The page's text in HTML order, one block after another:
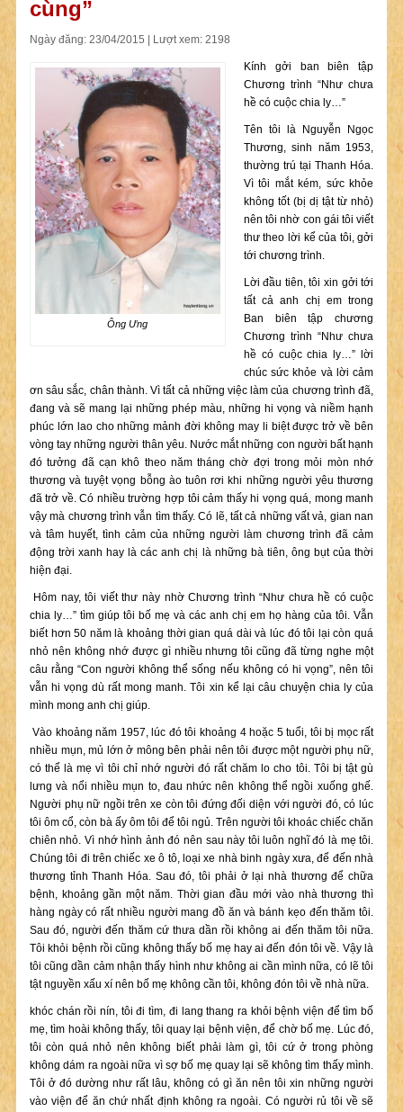
cùng”
Ngày đăng: 23/04/2015 | Lượt xem: 2198
Ông Ưng
Kính gởi ban biên tập
Chương trình “Như chưa
hề có cuộc chia ly…”
Tên tôi là Nguyễn Ngọc
Thương, sinh năm 1953,
thường trú tại Thanh Hóa.
Vì tôi mắt kém, sức khỏe
không tốt (bị dị tật từ nhỏ)
nên tôi nhờ con gái tôi viết
thư theo lời kể của tôi, gởi
tới chương trình.
Lời đầu tiên, tôi xin gởi tới
tất cả anh chị em trong
Ban biên tập chương
Chương trình “Như chưa
hề có cuộc chia ly…” lời
chúc sức khỏe và lời cảm
ơn sâu sắc, chân thành. Vì tất cả những việc làm của chương trình đã,
đang và sẽ mang lại những phép màu, những hi vọng và niềm hạnh
phúc lớn lao cho những mảnh đời không may li biệt được trở về bên
vòng tay những người thân yêu. Nước mắt những con người bất hạnh
đó tưởng đã cạn khô theo năm tháng chờ đợi trong mỏi mòn nhớ
thương và tuyệt vọng bỗng ào tuôn rơi khi những người yêu thương
đã trở về. Có nhiều trường hợp tôi cảm thấy hi vọng quá, mong manh
vậy mà chương trình vẫn tìm thấy. Có lẽ, tất cả những vất vả, gian nan
và tâm huyết, tình cảm của những người làm chương trình đã cảm
động trời xanh hay là các anh chị là những bà tiên, ông bụt của thời
hiện đại.
Hôm nay, tôi viết thư này nhờ Chương trình “Như chưa hề có cuộc
chia ly…” tìm giúp tôi bố mẹ và các anh chị em họ hàng của tôi. Vẫn
biết hơn 50 năm là khoảng thời gian quá dài và lúc đó tôi lại còn quá
nhỏ nên không nhớ được gì nhiều nhưng tôi cũng đã từng nghe một
câu rằng “Con người không thể sống nếu không có hi vọng”, nên tôi
vẫn hi vọng dù rất mong manh. Tôi xin kể lại câu chuyện chia ly của
mình mong anh chị giúp.
Vào khoảng năm 1957, lúc đó tôi khoảng 4 hoặc 5 tuổi, tôi bị mọc rất
nhiều mụn, mủ lớn ở mông bên phải nên tôi được một người phụ nữ,
có thể là mẹ vì tôi chỉ nhớ người đó rất chăm lo cho tôi. Tôi bị tật gù
lưng và nổi nhiều mụn to, đau nhức nên không thể ngồi xuống ghế.
Người phụ nữ ngồi trên xe còn tôi đứng đối diện với người đó, có lúc
tôi ôm cổ, còn bà ấy ôm tôi để tôi ngủ. Trên người tôi khoác chiếc chăn
chiên nhỏ. Vì nhớ hình ảnh đó nên sau này tôi luôn nghĩ đó là mẹ tôi.
Chúng tôi đi trên chiếc xe ô tô, loại xe nhà binh ngày xưa, để đến nhà
thương tỉnh Thanh Hóa. Sau đó, tôi phải ở lại nhà thương để chữa
bệnh, khoảng gần một năm. Thời gian đầu mới vào nhà thương thì
hàng ngày có rất nhiều người mang đồ ăn và bánh kẹo đến thăm tôi.
Sau đó, người đến thăm cứ thưa dần rồi không ai đến thăm tôi nữa.
Tôi khỏi bệnh rồi cũng không thấy bố mẹ hay ai đến đón tôi về. Vậy là
tôi cũng dần cảm nhận thấy hình như không ai cần mình nữa, có lẽ tôi
tật nguyền xấu xí nên bố mẹ không cần tôi, không đón tôi về nhà nữa.
khóc chán rồi nín, tôi đi tìm, đi lang thang ra khỏi bệnh viện để tìm bố
mẹ, tìm hoài không thấy, tôi quay lại bệnh viện, để chờ bố mẹ. Lúc đó,
tôi còn quá nhỏ nên không biết phải làm gì, tôi cứ ở trong phòng
không dám ra ngoài nữa vì sợ bố mẹ quay lại sẽ không tìm thấy mình.
Tôi ở đó dường như rất lâu, không có gì ăn nên tôi xin những người
vào viện để ăn chứ nhất định không ra ngoài. Có người rủ tôi về sẽ